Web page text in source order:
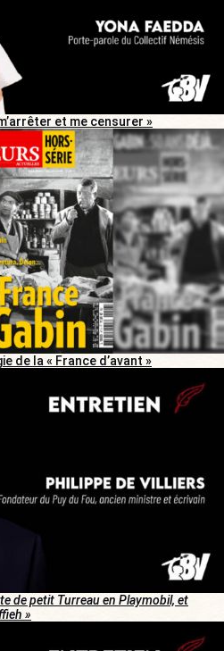
et me censurer »
de la « France d’avant »
de petit Turreau en Playmobil, et
»